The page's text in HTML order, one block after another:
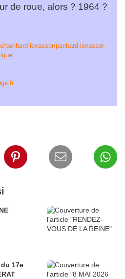
de roue, alors ? 1964 ?
panhard-levassor/panhard-levassor-
17e